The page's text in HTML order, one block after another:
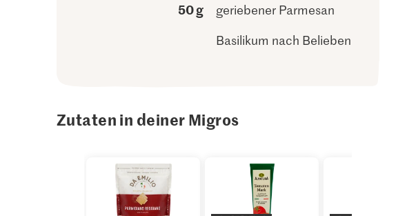
50 g
geriebener Parmesan
Basilikum nach Belieben
Zutaten in deiner Migros